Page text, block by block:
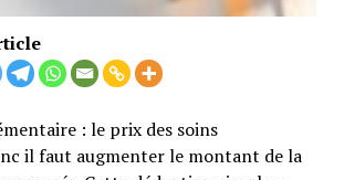
: le prix des soins
il faut augmenter le montant de la